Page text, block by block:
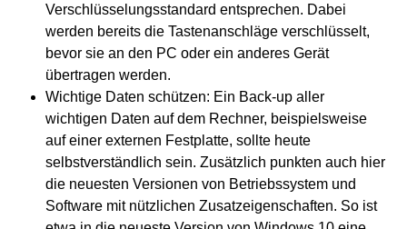
Verschlüsselungsstandard entsprechen. Dabei
werden bereits die Tastenanschläge verschlüsselt,
bevor sie an den PC oder ein anderes Gerät
übertragen werden.
Wichtige Daten schützen: Ein Back-up aller
wichtigen Daten auf dem Rechner, beispielsweise
auf einer externen Festplatte, sollte heute
selbstverständlich sein. Zusätzlich punkten auch hier
die neuesten Versionen von Betriebssystem und
Software mit nützlichen Zusatzeigenschaften. So ist